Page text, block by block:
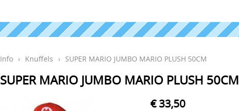
Info › Knuffels › SUPER MARIO JUMBO MARIO PLUSH 50CM
SUPER MARIO JUMBO MARIO PLUSH 50CM
€ 33,50